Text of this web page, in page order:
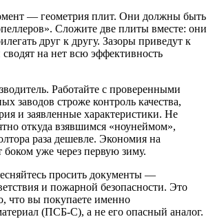
— геометрия плит. Они должны быть
Сложите две плиты вместе: они
друг к другу. Зазоры приведут к
на нет всю эффективность
Работайте с проверенными
заводов строже контроль качества,
и заявленные характеристики. Не
откуда взявшимся «ноунеймом»,
раза дешевле. Экономия на
боком уже через первую зиму.
просить документы —
и пожарной безопасности. Это
что вы покупаете именно
(ПСБ-С), а не его опасный аналог.